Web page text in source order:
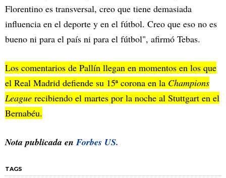
Florentino es transversal, creo que tiene demasiada
influencia en el deporte y en el fútbol. Creo que eso no es
bueno ni para el país ni para el fútbol", afirmó Tebas.
Los comentarios de Pallín llegan en momentos en los que
el Real Madrid defiende su 15ª corona en la Champions
League recibiendo el martes por la noche al Stuttgart en el
Bernabéu.
Nota publicada en Forbes US.
TAGS